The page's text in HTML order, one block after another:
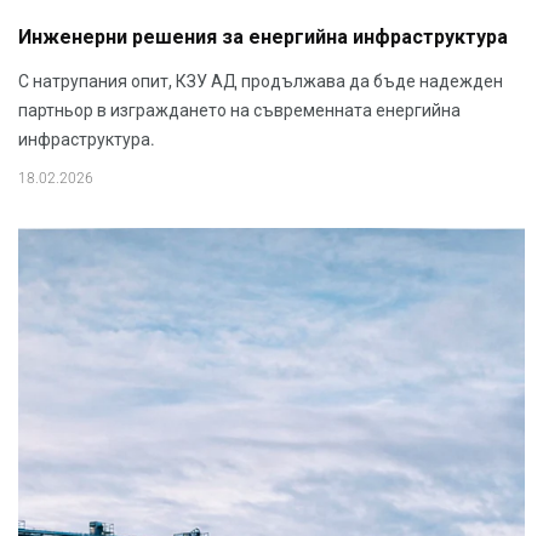
Инженерни решения за енергийна инфраструктура
С натрупания опит, КЗУ АД продължава да бъде надежден
партньор в изграждането на съвременната енергийна
инфраструктура.
18.02.2026